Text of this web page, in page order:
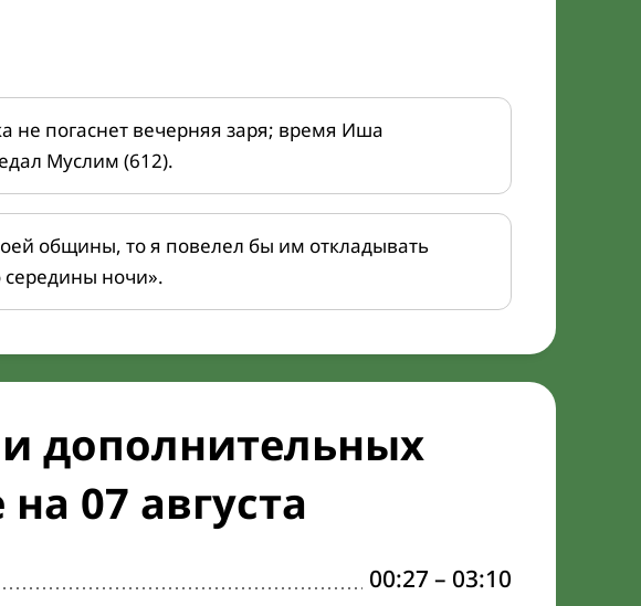
не погаснет вечерняя заря; время Иша
Муслим (612).
общины, то я повелел бы им откладывать
ночи».
дополнительных
07 августа
00:27– 03:10